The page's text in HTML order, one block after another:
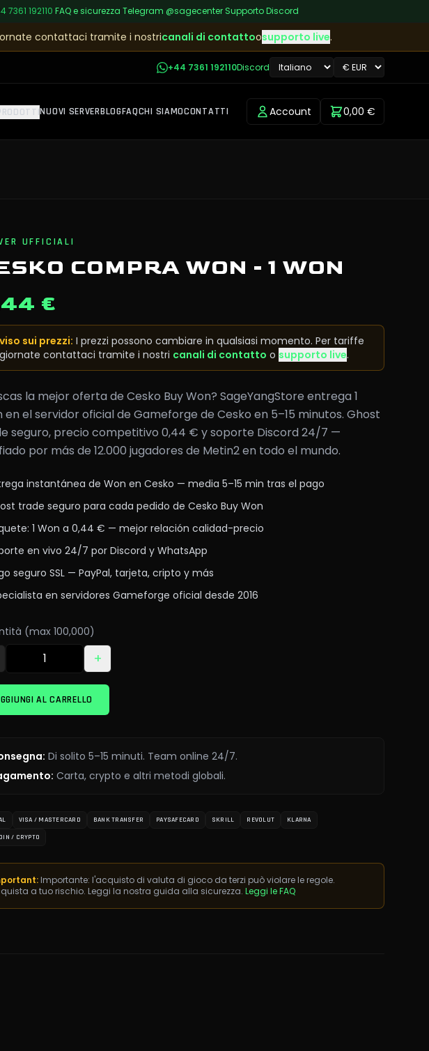
7361 192110 FAQ e sicurezza Telegram @sagecenter Supporto Discord
contattaci tramite i nostricanali di contattoosupporto live.
+44 7361 192110Discord
NUOVI SERVERBLOGFAQCHI SIAMOCONTATTI Account 0,00 €
UFFICIALI
COMPRA WON - 1 WON
€
sui prezzi: I prezzi possono cambiare in qualsiasi momento. Per tariffe
contattaci tramite i nostri canali di contatto o supporto live.
la mejor oferta de Cesko Buy Won? SageYangStore entrega 1
en el servidor oficial de Gameforge de Cesko en 5–15 minutos. Ghost
seguro, precio competitivo 0,44 € y soporte Discord 24/7 —
por más de 12.000 jugadores de Metin2 en todo el mundo.
instantánea de Won en Cesko — media 5–15 min tras el pago
trade seguro para cada pedido de Cesko Buy Won
1 Won a 0,44 € — mejor relación calidad-precio
en vivo 24/7 por Discord y WhatsApp
seguro SSL — PayPal, tarjeta, cripto y más
en servidores Gameforge oficial desde 2016
(max 100,000)
+
AL CARRELLO
: Di solito 5–15 minuti. Team online 24/7.
: Carta, crypto e altri metodi globali.
VISA / MASTERCARD BANK TRANSFER PAYSAFECARD SKRILL REVOLUT KLARNA
/ CRYPTO
Importante: l'acquisto di valuta di gioco da terzi può violare le regole.
a tuo rischio. Leggi la nostra guida alla sicurezza. Leggi le FAQ